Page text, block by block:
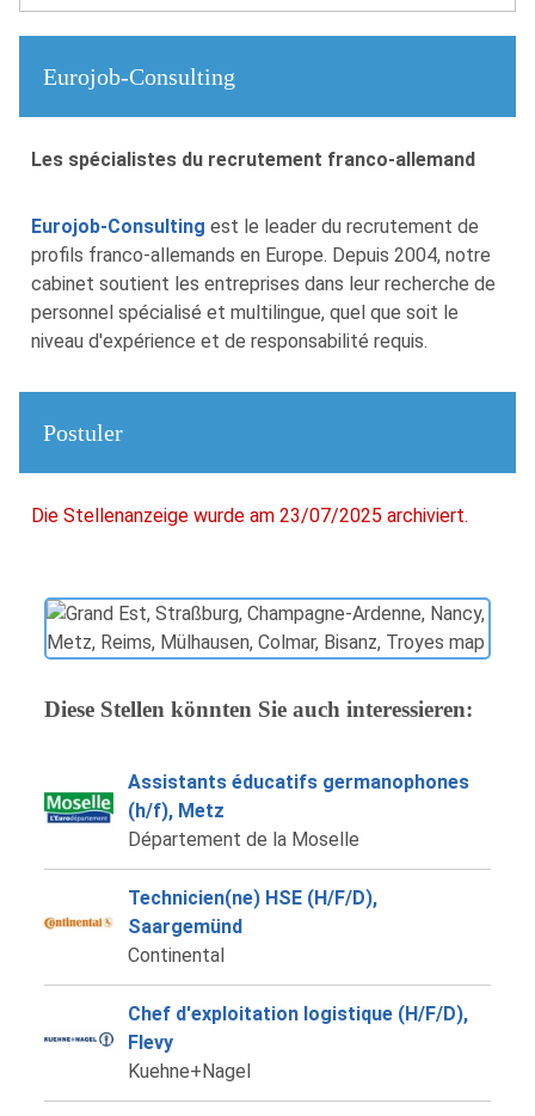
Eurojob-Consulting
Les spécialistes du recrutement franco-allemand
Eurojob-Consulting est le leader du recrutement de
profils franco-allemands en Europe. Depuis 2004, notre
cabinet soutient les entreprises dans leur recherche de
personnel spécialisé et multilingue, quel que soit le
niveau d'expérience et de responsabilité requis.
Postuler
Die Stellenanzeige wurde am 23/07/2025 archiviert.
Diese Stellen könnten Sie auch interessieren:
Assistants éducatifs germanophones
(h/f), Metz
Département de la Moselle
Technicien(ne) HSE (H/F/D),
Saargemünd
Continental
Chef d'exploitation logistique (H/F/D),
Flevy
Kuehne+Nagel